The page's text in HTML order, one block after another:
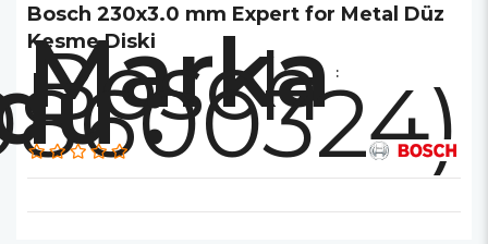
Bosch 230x3.0 mm Expert for Metal Düz
Kesme Diski
Marka :
Bosch